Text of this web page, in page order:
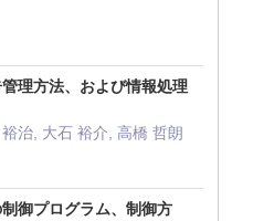
理方法、および情報処理
治, 大石 裕介, 高橋 哲朗
御プログラム、制御方